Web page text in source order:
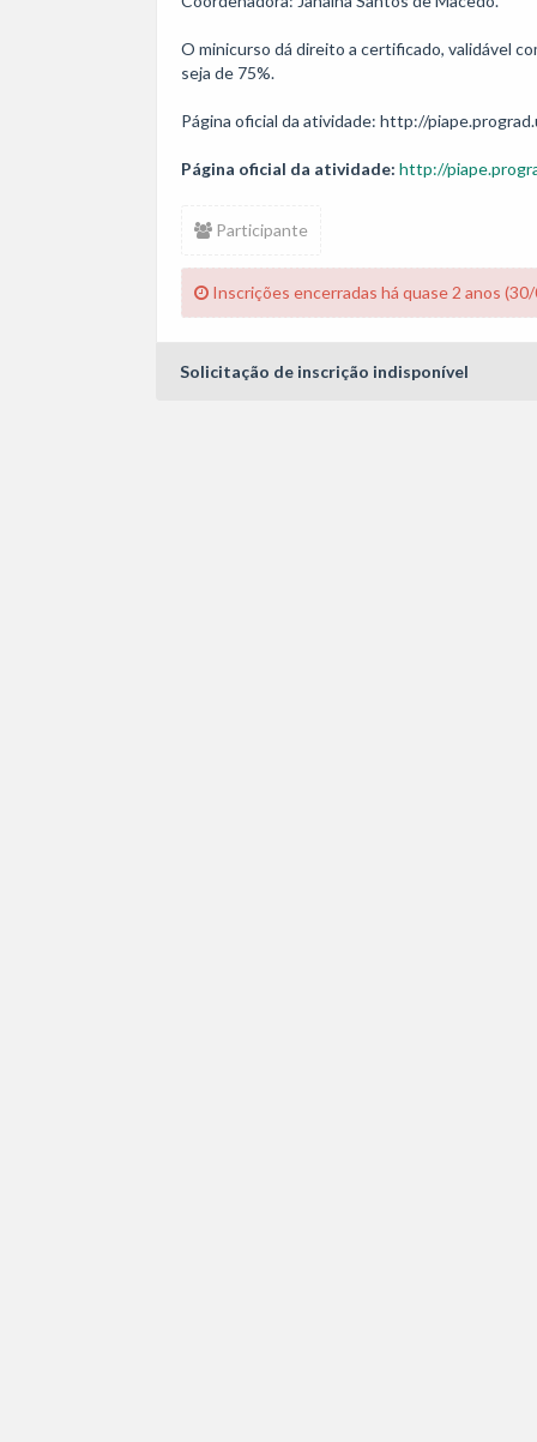
O minicurso dá direito a certificado, validável
seja de 75%.
Página oficial da atividade: http://
Página oficial da atividade: http://
Participante
Inscrições encerradas há quase 2 anos
Solicitação de inscrição indisponível